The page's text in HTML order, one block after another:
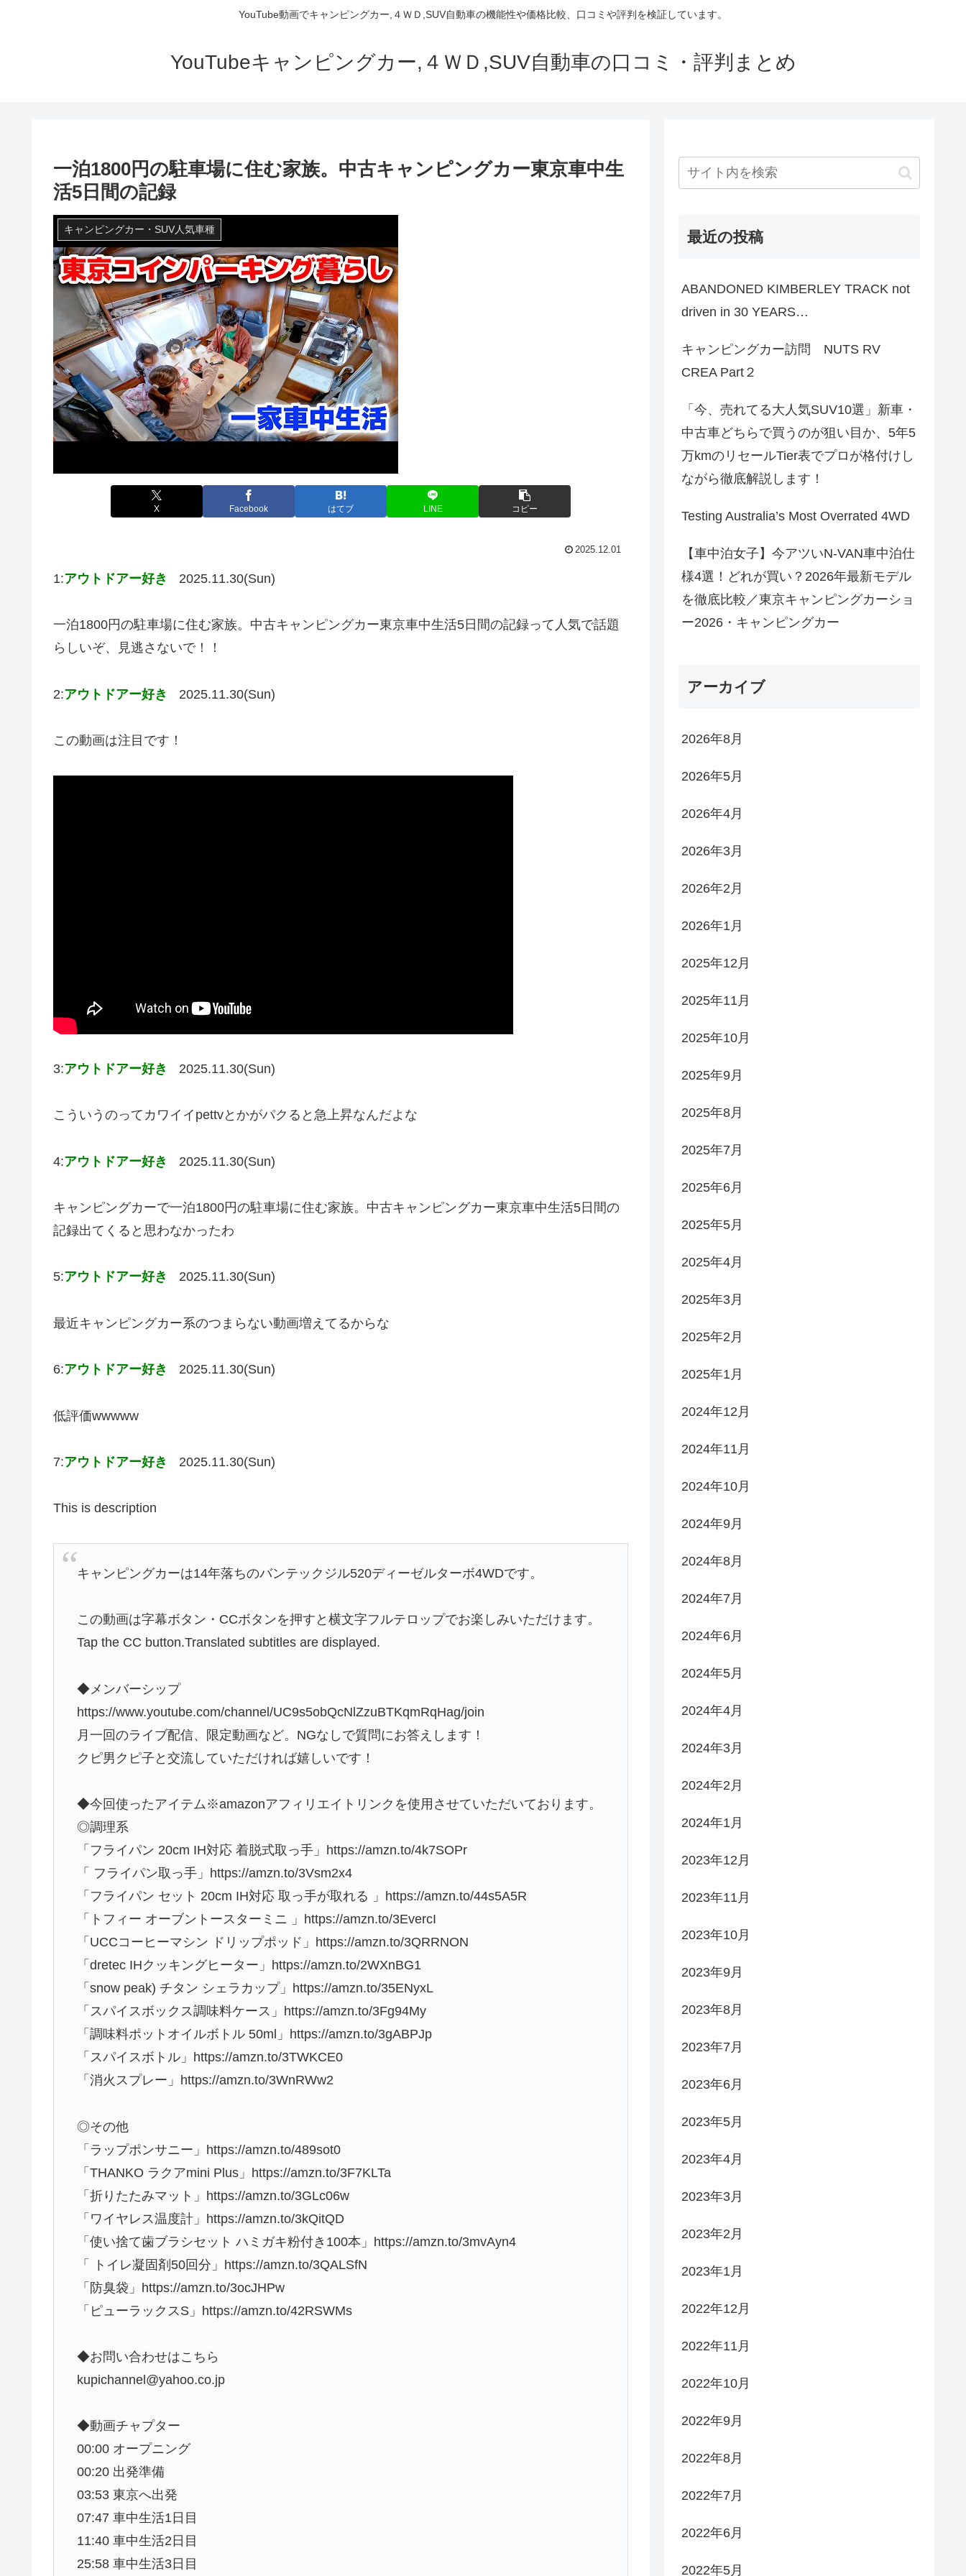
YouTube動画でキャンピングカー,４ＷＤ,SUV自動車の機能性や価格比較、口コミや評判を検証しています。
YouTubeキャンピングカー,４ＷＤ,SUV自動車の口コミ・評判まとめ
一泊1800円の駐車場に住む家族。中古キャンピングカー東京車中生
活5日間の記録
キャンピングカー・SUV人気車種
X Facebook はてブ LINE コピー
2025.12.01
1:アウトドアー好き 2025.11.30(Sun)
一泊1800円の駐車場に住む家族。中古キャンピングカー東京車中生活5日間の記録って人気で話題
らしいぞ、見逃さないで！！
2:アウトドアー好き 2025.11.30(Sun)
この動画は注目です！
3:アウトドアー好き 2025.11.30(Sun)
こういうのってカワイイpettvとかがパクると急上昇なんだよな
4:アウトドアー好き 2025.11.30(Sun)
キャンピングカーで一泊1800円の駐車場に住む家族。中古キャンピングカー東京車中生活5日間の
記録出てくると思わなかったわ
5:アウトドアー好き 2025.11.30(Sun)
最近キャンピングカー系のつまらない動画増えてるからな
6:アウトドアー好き 2025.11.30(Sun)
低評価wwwww
7:アウトドアー好き 2025.11.30(Sun)
This is description
キャンピングカーは14年落ちのバンテックジル520ディーゼルターボ4WDです。
この動画は字幕ボタン・CCボタンを押すと横文字フルテロップでお楽しみいただけます。
Tap the CC button.Translated subtitles are displayed.
◆メンバーシップ
https://www.youtube.com/channel/UC9s5obQcNlZzuBTKqmRqHag/join
月一回のライブ配信、限定動画など。NGなしで質問にお答えします！
クピ男クピ子と交流していただければ嬉しいです！
◆今回使ったアイテム※amazonアフィリエイトリンクを使用させていただいております。
◎調理系
「フライパン 20cm IH対応 着脱式取っ手」https://amzn.to/4k7SOPr
「 フライパン取っ手」https://amzn.to/3Vsm2x4
「フライパン セット 20cm IH対応 取っ手が取れる 」https://amzn.to/44s5A5R
「トフィー オーブントースターミニ 」https://amzn.to/3EvercI
「UCCコーヒーマシン ドリップポッド」https://amzn.to/3QRRNON
「dretec IHクッキングヒーター」https://amzn.to/2WXnBG1
「snow peak) チタン シェラカップ」https://amzn.to/35ENyxL
「スパイスボックス調味料ケース」https://amzn.to/3Fg94My
「調味料ポットオイルボトル 50ml」https://amzn.to/3gABPJp
「スパイスボトル」https://amzn.to/3TWKCE0
「消火スプレー」https://amzn.to/3WnRWw2
◎その他
「ラップポンサニー」https://amzn.to/489sot0
「THANKO ラクアmini Plus」https://amzn.to/3F7KLTa
「折りたたみマット」https://amzn.to/3GLc06w
「ワイヤレス温度計」https://amzn.to/3kQitQD
「使い捨て歯ブラシセット ハミガキ粉付き100本」https://amzn.to/3mvAyn4
「 トイレ凝固剤50回分」https://amzn.to/3QALSfN
「防臭袋」https://amzn.to/3ocJHPw
「ピューラックスS」https://amzn.to/42RSWMs
◆お問い合わせはこちら
kupichannel@yahoo.co.jp
◆動画チャプター
00:00 オープニング
00:20 出発準備
03:53 東京へ出発
07:47 車中生活1日目
11:40 車中生活2日目
25:58 車中生活3日目
最近の投稿
ABANDONED KIMBERLEY TRACK not
driven in 30 YEARS…
キャンピングカー訪問 NUTS RV
CREA Part２
「今、売れてる大人気SUV10選」新車・
中古車どちらで買うのが狙い目か、5年5
万kmのリセールTier表でプロが格付けし
ながら徹底解説します！
Testing Australia’s Most Overrated 4WD
【車中泊女子】今アツいN-VAN車中泊仕
様4選！どれが買い？2026年最新モデル
を徹底比較／東京キャンピングカーショ
ー2026・キャンピングカー
アーカイブ
2026年8月
2026年5月
2026年4月
2026年3月
2026年2月
2026年1月
2025年12月
2025年11月
2025年10月
2025年9月
2025年8月
2025年7月
2025年6月
2025年5月
2025年4月
2025年3月
2025年2月
2025年1月
2024年12月
2024年11月
2024年10月
2024年9月
2024年8月
2024年7月
2024年6月
2024年5月
2024年4月
2024年3月
2024年2月
2024年1月
2023年12月
2023年11月
2023年10月
2023年9月
2023年8月
2023年7月
2023年6月
2023年5月
2023年4月
2023年3月
2023年2月
2023年1月
2022年12月
2022年11月
2022年10月
2022年9月
2022年8月
2022年7月
2022年6月
2022年5月